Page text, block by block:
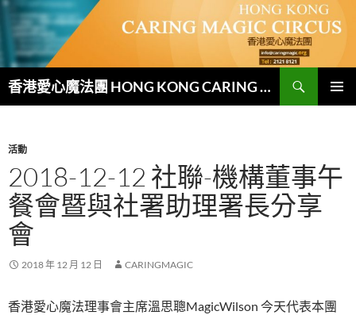
跳
要
內
容
香港愛心魔法團 HONG KONG CARING MAGIC CIRCUS
搜
尋
活動
2018-12-12 社聯-機構董事午
餐會暨與社署助理署長分享
會
2018 年 12 月 12 日 CARINGMAGIC
香港愛心魔法理事會主席溫思聰MagicWilson 今天代表本團